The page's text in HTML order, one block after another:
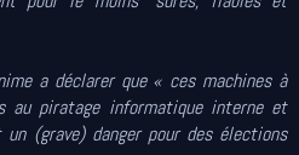
a déclarer que « ces machines à
au piratage informatique interne et
(grave) danger pour des élections